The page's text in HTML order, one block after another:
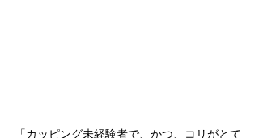
「カッピング未経験者で、かつ、コリがとて